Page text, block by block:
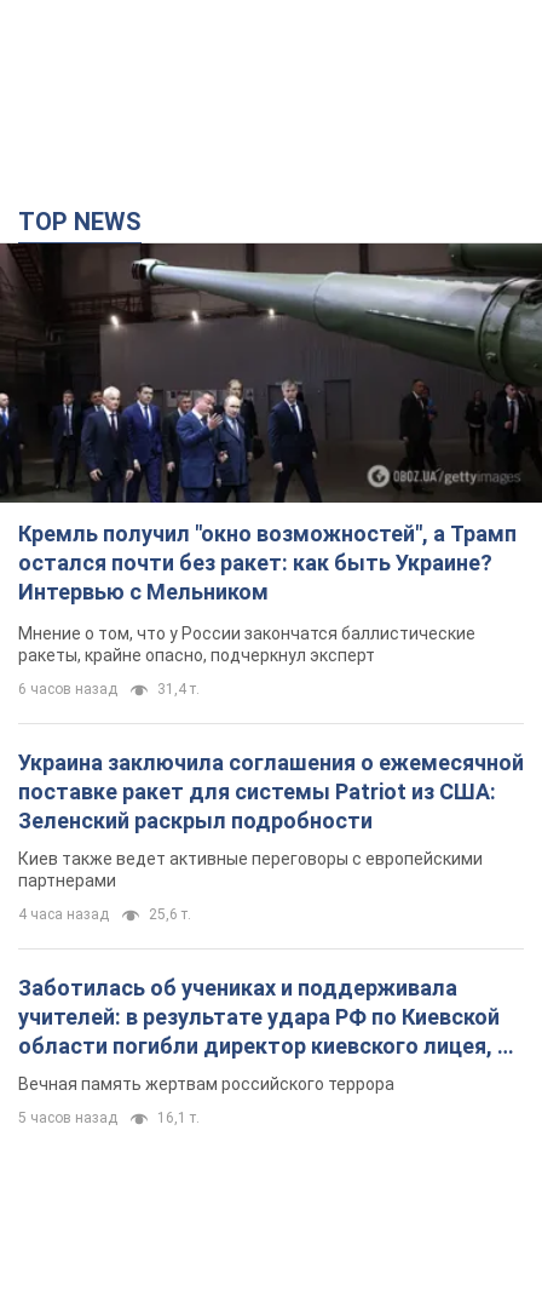
TOP NEWS
Кремль получил "окно возможностей", а Трамп
остался почти без ракет: как быть Украине?
Интервью с Мельником
Мнение о том, что у России закончатся баллистические
ракеты, крайне опасно, подчеркнул эксперт
6 часов назад 31,4 т.
Украина заключила соглашения о ежемесячной
поставке ракет для системы Patriot из США:
Зеленский раскрыл подробности
Киев также ведет активные переговоры с европейскими
партнерами
4 часа назад 25,6 т.
Заботилась об учениках и поддерживала
учителей: в результате удара РФ по Киевской
области погибли директор киевского лицея, её
муж и внук
Вечная память жертвам российского террора
5 часов назад 16,1 т.